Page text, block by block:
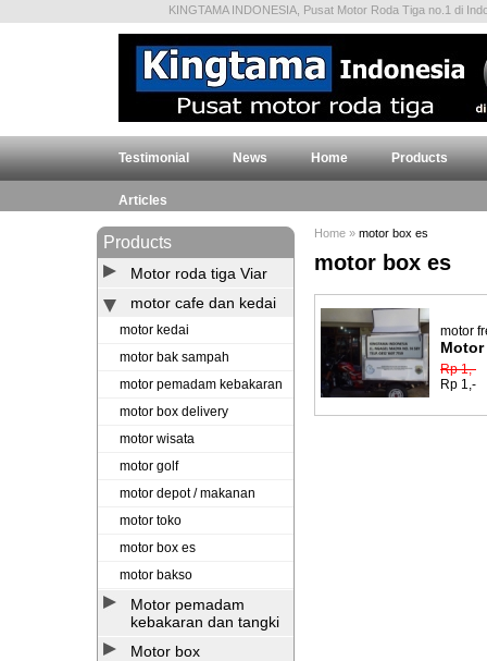
KINGTAMA INDONESIA, Pusat Motor Roda Tiga no.1 di
Testimonial News Home Products
Articles
Products
Motor roda tiga Viar
motor cafe dan kedai
motor kedai
motor bak sampah
motor pemadam kebakaran
motor box delivery
motor wisata
motor golf
motor depot / makanan
motor toko
motor box es
motor bakso
Motor pemadam
kebakaran dan tangki
Motor box
Home » motor box es
motor box es
motor
Rp 1,-
Rp 1,-